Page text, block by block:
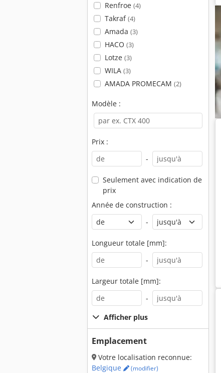
Renfroe (4)
Takraf(4)
Amada (3)
HACO (3)
Lotze (3)
WILA (3)
AMADA PROMECAM (2)
Modèle :
Prix :
-
Seulement avec indication de
prix
Année de construction :
-
Longueur totale [mm]:
-
Largeur totale [mm]:
-
Afficher plus
Emplacement
Votre localisation reconnue:
Belgique
(modifier)